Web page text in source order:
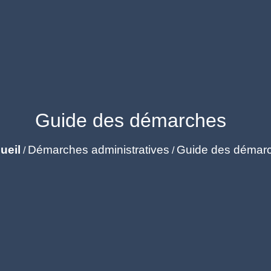
Guide des démarches
/ Démarches administratives / Guide des